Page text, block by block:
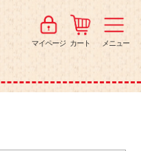
マイページ カート メニュー